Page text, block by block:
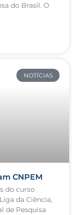
do Brasil. O
NOTÍCIAS
CNPEM
do curso
da Ciência,
de Pesquisa